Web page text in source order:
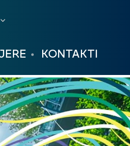
KONTAKTI